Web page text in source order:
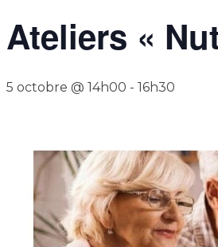
Ateliers «
5 octobre @ 14h00 - 16h30